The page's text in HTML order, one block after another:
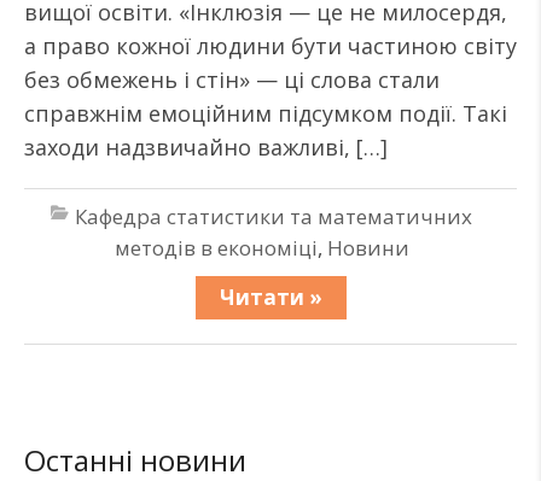
вищої освіти. «Інклюзія — це не милосердя,
а право кожної людини бути частиною світу
без обмежень і стін» — ці слова стали
справжнім емоційним підсумком події. Такі
заходи надзвичайно важливі, […]
Кафедра статистики та математичних
методів в економіці, Новини
Читати »
Останні новини